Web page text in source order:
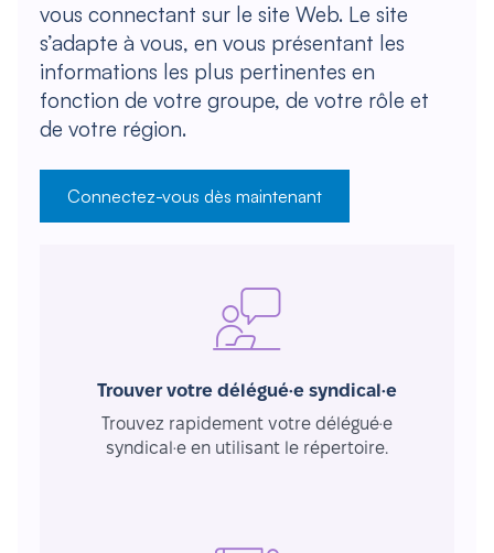
vous connectant sur le site Web. Le site
s’adapte à vous, en vous présentant les
informations les plus pertinentes en
fonction de votre groupe, de votre rôle et
de votre région.
Connectez-vous dès maintenant
Trouver votre délégué·e syndical·e
Trouvez rapidement votre délégué·e
syndical·e en utilisant le répertoire.